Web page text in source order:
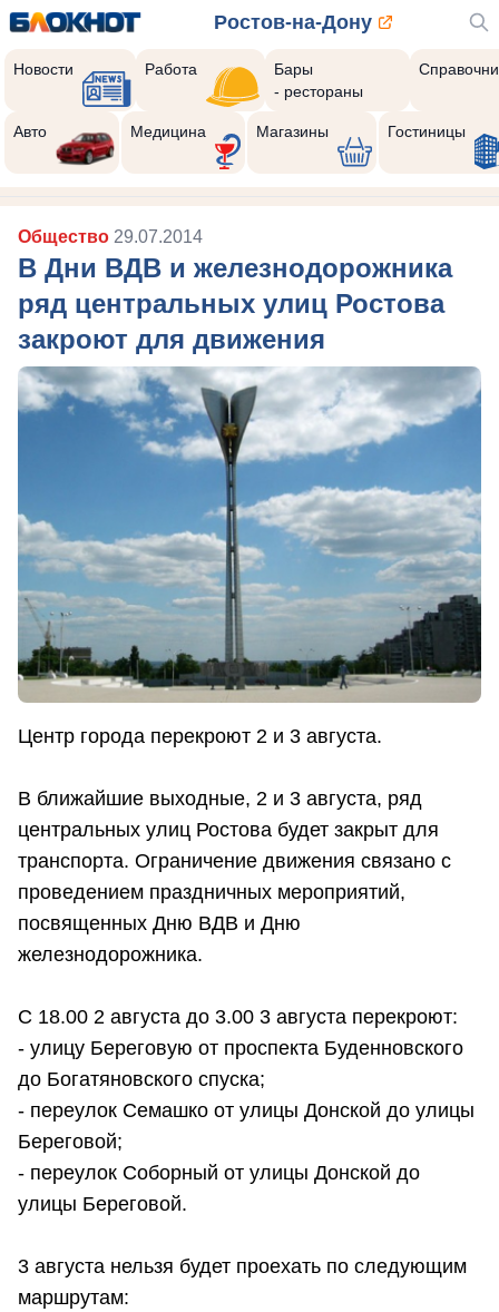
Ростов-на-Дону
Новости Работа
Бары
- рестораны
Авто Медицина Магазины Гостиницы
Общество 29.07.2014
В Дни ВДВ и железнодорожника
ряд центральных улиц Ростова
закроют для движения
Центр города перекроют 2 и 3 августа.
В ближайшие выходные, 2 и 3 августа, ряд
центральных улиц Ростова будет закрыт для
транспорта. Ограничение движения связано с
проведением праздничных мероприятий,
посвященных Дню ВДВ и Дню
железнодорожника.
С 18.00 2 августа до 3.00 3 августа перекроют:
- улицу Береговую от проспекта Буденновского
до Богатяновского спуска;
- переулок Семашко от улицы Донской до улицы
Береговой;
- переулок Соборный от улицы Донской до
улицы Береговой.
3 августа нельзя будет проехать по следующим
маршрутам: